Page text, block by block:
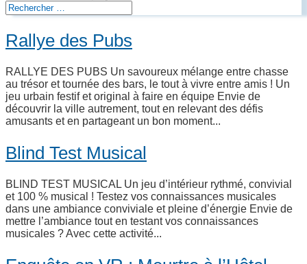
Rallye des Pubs
RALLYE DES PUBS Un savoureux mélange entre chasse
au trésor et tournée des bars, le tout à vivre entre amis ! Un
jeu urbain festif et original à faire en équipe Envie de
découvrir la ville autrement, tout en relevant des défis
amusants et en partageant un bon moment...
Blind Test Musical
BLIND TEST MUSICAL Un jeu d’intérieur rythmé, convivial
et 100 % musical ! Testez vos connaissances musicales
dans une ambiance conviviale et pleine d’énergie Envie de
mettre l’ambiance tout en testant vos connaissances
musicales ? Avec cette activité...